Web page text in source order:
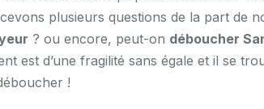
plusieurs questions de la part de
? ou encore, peut-on déboucher
est d’une fragilité sans égale et il se
!